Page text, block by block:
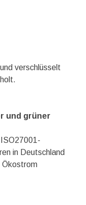
verschlüsselt
und grüner
in Deutschland
Ökostrom